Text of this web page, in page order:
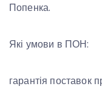
Попенка.
Які умови в ПОН:
гарантія поставок